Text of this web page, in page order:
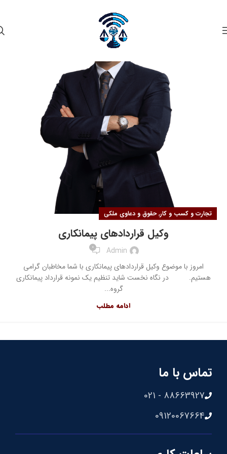
تجارت و کسب و کار,حقوق و دعاوی ملکی
وکیل قراردادهای پیمانکاری
Admin
0
امروز با موضوع وکیل قراردادهای پیمانکاری با شما مخاطبان گرامی
هستیم. در نگاه نخست شاید تنظیم یک نمونه قرارداد پیمانکاری
گروه...
ادامه مطلب
تماس با ما
88663927 - 021
09120067664